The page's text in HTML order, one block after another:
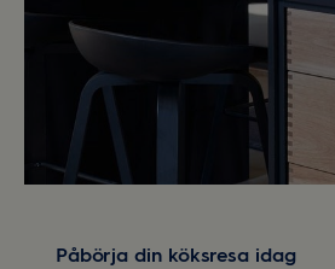
Påbörja din köksresa idag